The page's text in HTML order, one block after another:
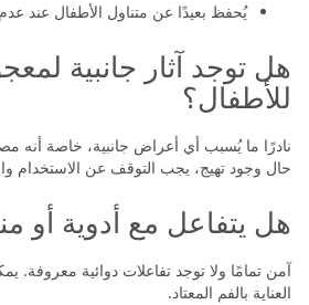
يُحفظ بعيدًا عن متناول الأطفال عند
هل توجد آثار جانبية
للأطفال؟
نادرًا ما يُسبب أي أعراض جانبية، خاصة أنه
حال وجود تهيج، يجب التوقف عن الاستخدام
هل يتفاعل مع أدوية أو
آمن تمامًا ولا توجد تفاعلات دوائية معروفة.
العناية بالفم المعتاد.